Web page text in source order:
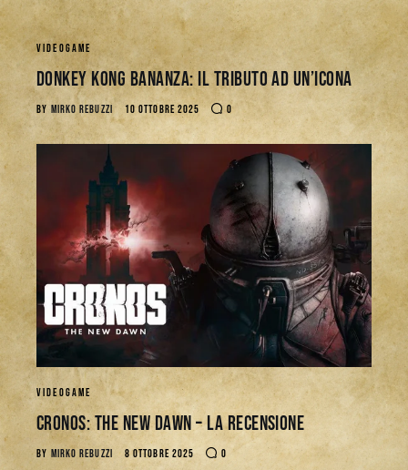
VIDEOGAME
Donkey Kong Bananza: Il Tributo ad un’Icona
BY MIRKO REBUZZI 10 OTTOBRE 2025 0
VIDEOGAME
CRONOS: THE NEW DAWN – La Recensione
BY MIRKO REBUZZI 8 OTTOBRE 2025 0